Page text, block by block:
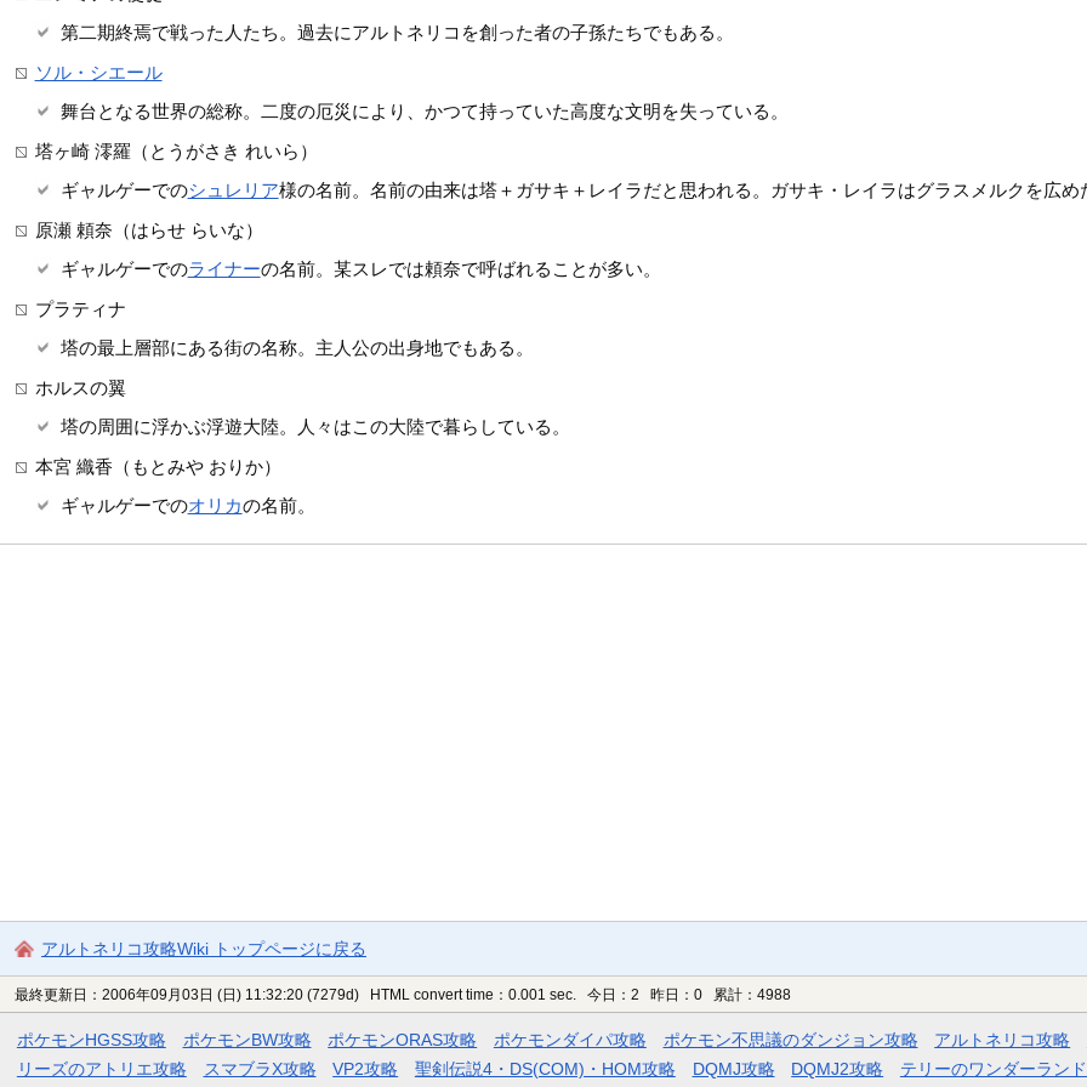
第二期終焉で戦った人たち。過去にアルトネリコを創った者の子孫たちでもある。
ソル・シエール
舞台となる世界の総称。二度の厄災により、かつて持っていた高度な文明を失っている。
塔ヶ崎 澪羅（とうがさき れいら）
ギャルゲーでのシュレリア様の名前。名前の由来は塔＋ガサキ＋レイラだと思われる。ガサキ・レイラはグラスメルクを広め
原瀬 頼奈（はらせ らいな）
ギャルゲーでのライナーの名前。某スレでは頼奈で呼ばれることが多い。
プラティナ
塔の最上層部にある街の名称。主人公の出身地でもある。
ホルスの翼
塔の周囲に浮かぶ浮遊大陸。人々はこの大陸で暮らしている。
本宮 織香（もとみや おりか）
ギャルゲーでのオリカの名前。
アルトネリコ攻略Wiki トップページに戻る
最終更新日：2006年09月03日 (日) 11:32:20 (7279d) HTML convert time：0.001 sec. 今日：2 昨日：0 累計：4988
ポケモンHGSS攻略 ポケモンBW攻略 ポケモンORAS攻略 ポケモンダイパ攻略 ポケモン不思議のダンジョン攻略 アルトネリコ攻略
リーズのアトリエ攻略
スマブラX攻略 VP2攻略 聖剣伝説4・DS(COM)・HOM攻略 DQMJ攻略 DQMJ2攻略 テリーのワンダーラン